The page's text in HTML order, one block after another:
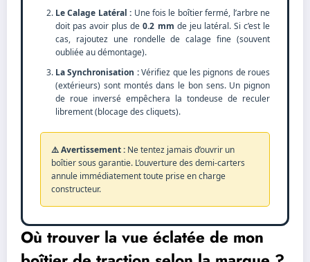
Le Calage Latéral : Une fois le boîtier fermé, l’arbre ne
doit pas avoir plus de0.2 mm de jeu latéral. Si c’est le
cas, rajoutez une rondelle de calage fine (souvent
oubliée au démontage).
La Synchronisation :Vérifiez que les pignons de roues
(extérieurs) sont montés dans le bon sens. Un pignon
de roue inversé empêchera la tondeuse de reculer
librement (blocage des cliquets).
⚠️ Avertissement : Ne tentez jamais d’ouvrir un
boîtier sous garantie. L’ouverture des demi-carters
annule immédiatement toute prise en charge
constructeur.
Où trouver la vue éclatée de mon